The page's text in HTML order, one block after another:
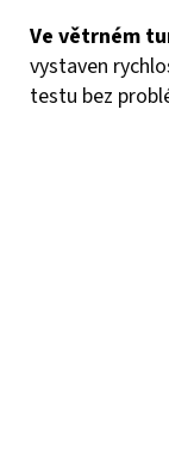
Ve větrném
vystaven
testu bez